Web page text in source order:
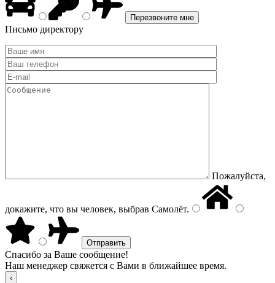
Письмо директору
Пожалуйста,
докажите, что вы человек, выбрав Самолёт.
Спасибо за Ваше сообщение!
Наш менеджер свяжется с Вами в ближайшее время.